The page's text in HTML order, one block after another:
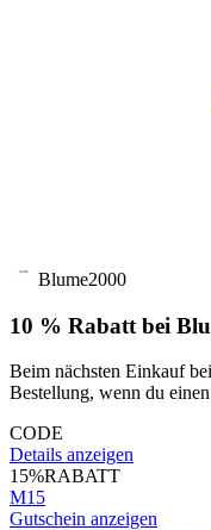
Blume2000
10 % Rabatt bei
Beim nächsten Einkauf
Bestellung, wenn du
CODE
Details anzeigen
15%RABATT
M15
Gutschein anzeigen